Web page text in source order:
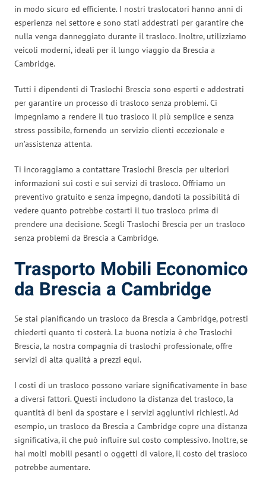
in modo sicuro ed efficiente. I nostri traslocatori hanno anni di
esperienza nel settore e sono stati addestrati per garantire che
nulla venga danneggiato durante il trasloco. Inoltre, utilizziamo
veicoli moderni, ideali per il lungo viaggio da Brescia a
Cambridge.
Tutti i dipendenti di Traslochi Brescia sono esperti e addestrati
per garantire un processo di trasloco senza problemi. Ci
impegniamo a rendere il tuo trasloco il più semplice e senza
stress possibile, fornendo un servizio clienti eccezionale e
un’assistenza attenta.
Ti incoraggiamo a contattare Traslochi Brescia per ulteriori
informazioni sui costi e sui servizi di trasloco. Offriamo un
preventivo gratuito e senza impegno, dandoti la possibilità di
vedere quanto potrebbe costarti il tuo trasloco prima di
prendere una decisione. Scegli Traslochi Brescia per un trasloco
senza problemi da Brescia a Cambridge.
Trasporto Mobili Economico
da Brescia a Cambridge
Se stai pianificando un trasloco da Brescia a Cambridge, potresti
chiederti quanto ti costerà. La buona notizia è che Traslochi
Brescia, la nostra compagnia di traslochi professionale, offre
servizi di alta qualità a prezzi equi.
I costi di un trasloco possono variare significativamente in base
a diversi fattori. Questi includono la distanza del trasloco, la
quantità di beni da spostare e i servizi aggiuntivi richiesti. Ad
esempio, un trasloco da Brescia a Cambridge copre una distanza
significativa, il che può influire sul costo complessivo. Inoltre, se
hai molti mobili pesanti o oggetti di valore, il costo del trasloco
potrebbe aumentare.